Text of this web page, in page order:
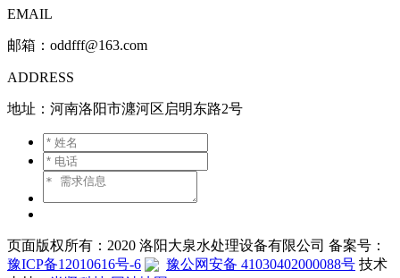
EMAIL
邮箱：oddfff@163.com
ADDRESS
地址：河南洛阳市瀍河区启明东路2号
页面版权所有：2020 洛阳大泉水处理设备有限公司 备案号：
豫ICP备12010616号-6
豫公网安备 41030402000088号 技术